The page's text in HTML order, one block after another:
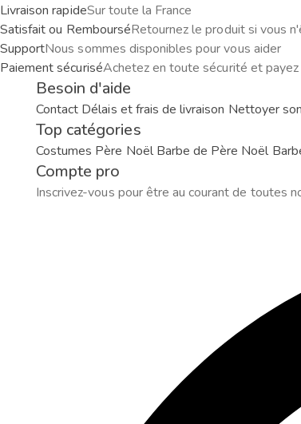
Livraison rapideSur toute la France
Satisfait ou RembourséRetournez le produit si vous
SupportNous sommes disponibles pour vous aider
Paiement sécuriséAchetez en toute sécurité et payez
Besoin d'aide
Contact Délais et frais de livraison Nettoyer
Top catégories
Costumes Père Noël Barbe de Père Noël
Compte pro
Inscrivez-vous pour être au courant de toutes